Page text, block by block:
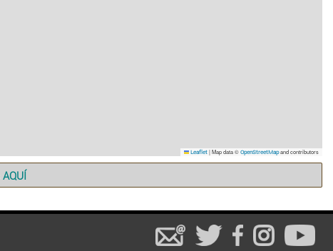
Leaflet |Map data © OpenStreetMapand contributors
AQUÍ